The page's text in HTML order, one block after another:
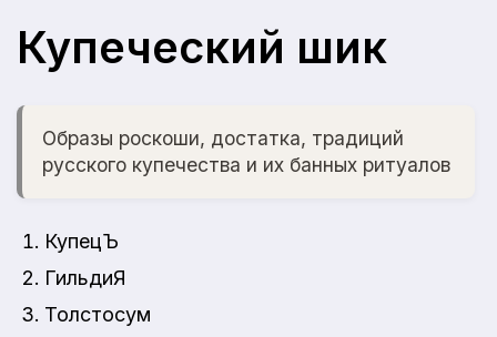
Купеческий шик
Образы роскоши, достатка, традиций
русского купечества и их банных ритуалов
КупецЪ
ГильдиЯ
Толстосум